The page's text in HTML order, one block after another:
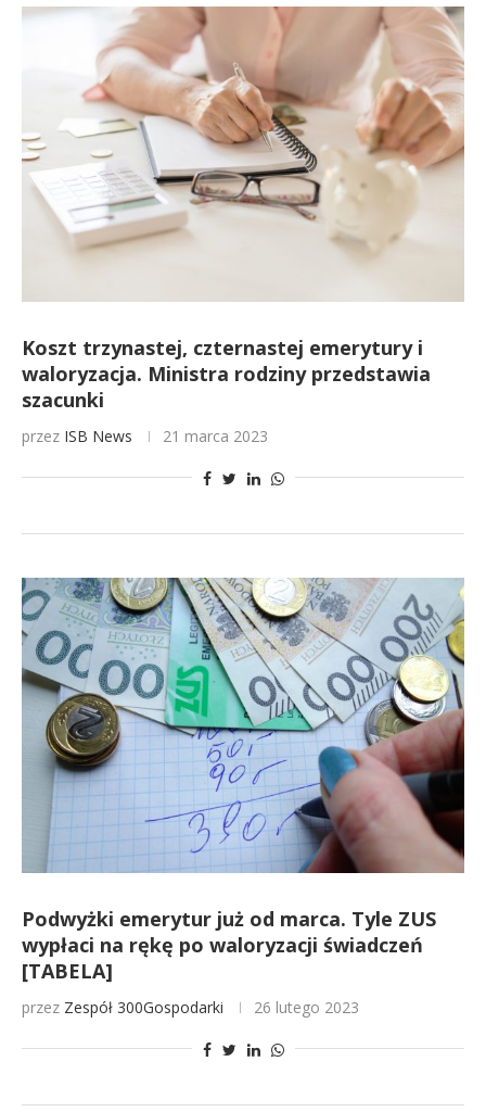
Koszt trzynastej, czternastej emerytury i
waloryzacja. Ministra rodziny przedstawia
szacunki
przez ISB News 21 marca 2023
Podwyżki emerytur już od marca. Tyle ZUS
wypłaci na rękę po waloryzacji świadczeń
[TABELA]
przez Zespół 300Gospodarki 26 lutego 2023